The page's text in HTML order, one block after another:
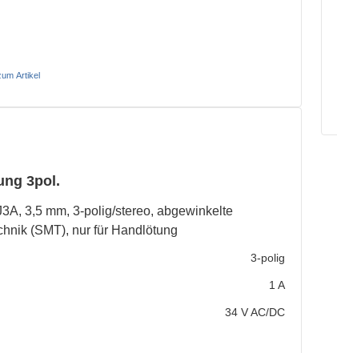
Artikel
3pol.
3,5 mm, 3-polig/stereo, abgewinkelte
(SMT), nur für Handlötung
3-polig
1 A
34 V AC/DC